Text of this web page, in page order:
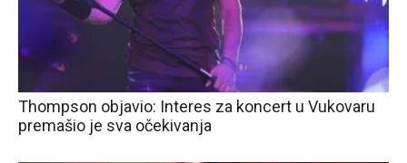
Thompson objavio: Interes za koncert u Vukovaru
premašio je sva očekivanja